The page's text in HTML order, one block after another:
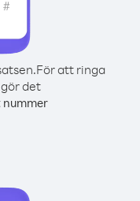
För att ringa
det
nummer